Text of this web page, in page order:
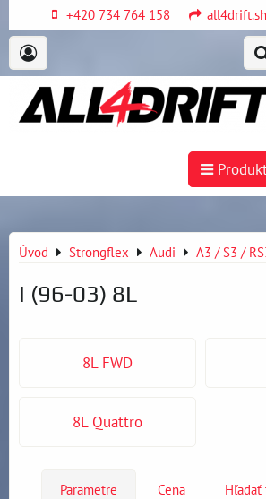
+420 734 764 158
Úvod Strongflex Audi A3 / S3 /
I (96-03) 8L
8L FWD
8L Quattro
Parametre Cena